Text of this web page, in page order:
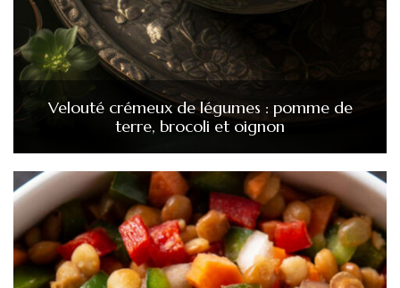
Velouté crémeux de légumes : pomme de
terre, brocoli et oignon